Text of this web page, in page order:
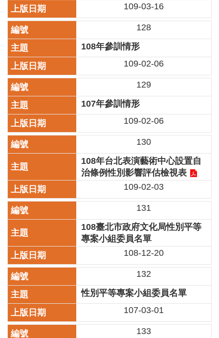
影
音
專
區
回
首
頁
網
站
導
覽
陳
情
系
統
雙
語
彙
台
北
通
English
易
109-03-16
128
108年參訓情形
109-02-06
129
107年參訓情形
109-02-06
130
108年台北表演藝術中心設置自
治條例性別影響評估檢視表
109-02-03
131
108臺北市政府文化局性別平等
專案小組委員名單
108-12-20
132
性別平等專案小組委員名單
107-03-01
133